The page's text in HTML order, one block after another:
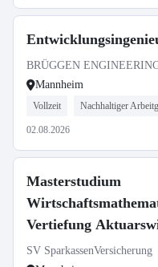
BRÜGGEN
Mannheim
Vollzeit Nachhaltiger
02.08.2026
Masterstudium
Vertiefung
Kooperation mit der
SV SparkassenVersicherung